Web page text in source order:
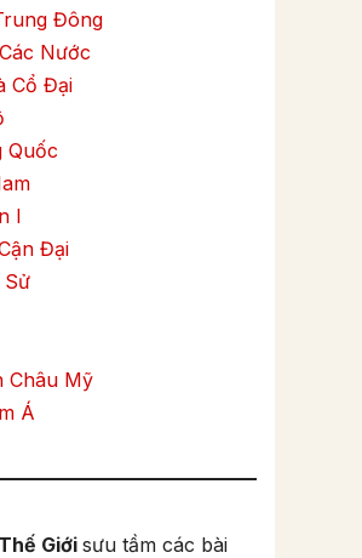
Đông
Nước
Cổ Đại
Quốc
I
Đại
Sử
Châu Mỹ
Á
Giớisưu tầm các bài